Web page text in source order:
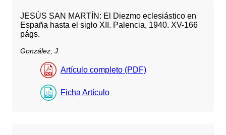
JESÚS SAN MARTÍN: El Diezmo eclesiástico en
España hasta el siglo XII. Palencia, 1940. XV-166
págs.
González, J.
Artículo completo (PDF)
Ficha Artículo